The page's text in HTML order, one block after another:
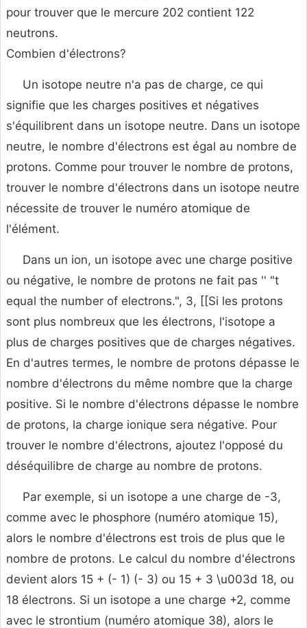
pour trouver que le mercure 202 contient 122
neutrons.
Combien d'électrons?
Un isotope neutre n'a pas de charge, ce qui
signifie que les charges positives et négatives
s'équilibrent dans un isotope neutre. Dans un isotope
neutre, le nombre d'électrons est égal au nombre de
protons. Comme pour trouver le nombre de protons,
trouver le nombre d'électrons dans un isotope neutre
nécessite de trouver le numéro atomique de
l'élément.
Dans un ion, un isotope avec une charge positive
ou négative, le nombre de protons ne fait pas '' "t
equal the number of electrons.", 3, [[Si les protons
sont plus nombreux que les électrons, l'isotope a
plus de charges positives que de charges négatives.
En d'autres termes, le nombre de protons dépasse le
nombre d'électrons du même nombre que la charge
positive. Si le nombre d'électrons dépasse le nombre
de protons, la charge ionique sera négative. Pour
trouver le nombre d'électrons, ajoutez l'opposé du
déséquilibre de charge au nombre de protons.
Par exemple, si un isotope a une charge de -3,
comme avec le phosphore (numéro atomique 15),
alors le nombre d'électrons est trois de plus que le
nombre de protons. Le calcul du nombre d'électrons
devient alors 15 + (- 1) (- 3) ou 15 + 3 \u003d 18, ou
18 électrons. Si un isotope a une charge +2, comme
avec le strontium (numéro atomique 38), alors le